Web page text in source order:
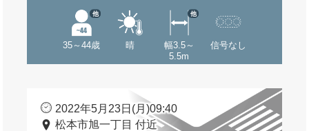
35～44歳
他
晴
幅3.5～
5.5m
他
信号なし
2022年5月23日(月)09:40
松本市旭一丁目 付近